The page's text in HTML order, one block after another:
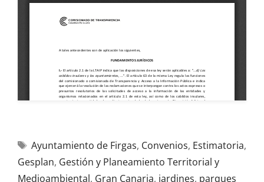
Ayuntamiento de Firgas, Convenios, Estimatoria,
Gesplan, Gestión y Planeamiento Territorial y
Medioambiental, Gran Canaria, jardines, parques